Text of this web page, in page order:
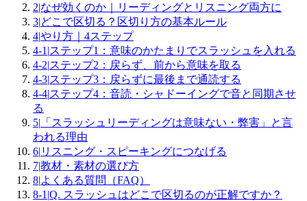
2|なぜ効くのか｜リーディングとリスニング両方に
3|どこで区切る？区切り方の基本ルール
4|やり方｜4ステップ
4-1 |ステップ1：意味のかたまりでスラッシュを入れる
4-2|ステップ2：戻らず、前から意味を取る
4-3|ステップ3：戻らずに最後まで通読する
4-4|ステップ4：音読・シャドーイングで音と同期させ
る
5| 「スラッシュリーディングは意味ない・弊害」と言
われる理由
6| リスニング・スピーキングにつなげる
7|教材・素材の選び方
8|よくある質問（FAQ）
8-1 |Q. スラッシュはどこで区切るのが正解ですか？